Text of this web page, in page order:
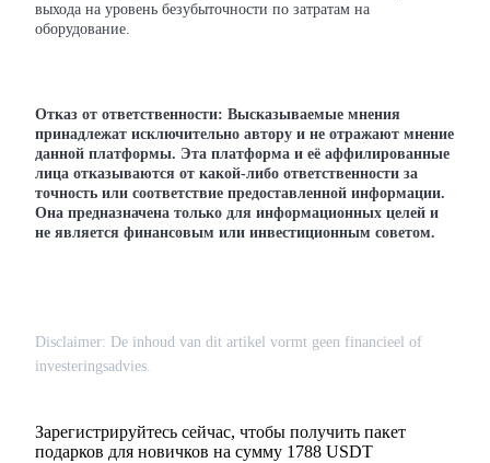
Deposit CASHCAT & Win
Exclusive for BitMart Users
Register & Trade to Win 500,000 USDT
USDT New User Exclusive 10% APR
выхода на уровень безубыточности по затратам на
оборудование.
Отказ от ответственности: Высказываемые мнения
принадлежат исключительно автору и не отражают мнение
данной платформы. Эта платформа и её аффилированные
лица отказываются от какой-либо ответственности за
точность или соответствие предоставленной информации.
Она предназначена только для информационных целей и
не является финансовым или инвестиционным советом.
Disclaimer: De inhoud van dit artikel vormt geen financieel of
investeringsadvies.
Зарегистрируйтесь сейчас, чтобы получить пакет
подарков для новичков на сумму 1788 USDT